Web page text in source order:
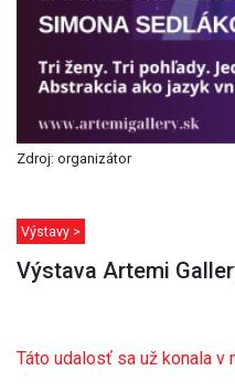
Zdroj: organizátor
Výstavy >
Výstava Artemi
Táto udalosť sa už konala v